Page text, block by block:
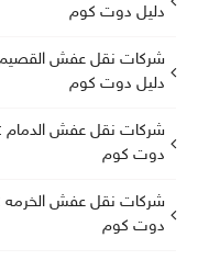
دليل دوت كوم
دليل دوت كوم
دوت كوم
دوت كوم